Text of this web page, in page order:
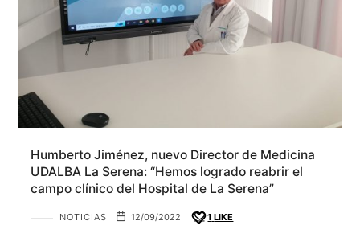
Humberto Jiménez, nuevo Director de Medicina
UDALBA La Serena: “Hemos logrado reabrir el
campo clínico del Hospital de La Serena”
NOTICIAS 12/09/2022 1 LIKE